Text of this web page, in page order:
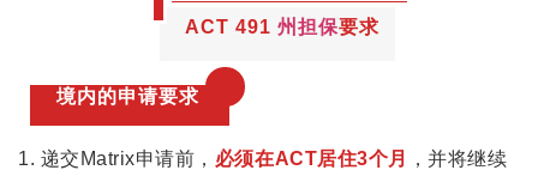
ACT 491 州担保要求
境内的申请要求
1. 递交Matrix申请前， 必须在ACT居住3个月
，并将继续